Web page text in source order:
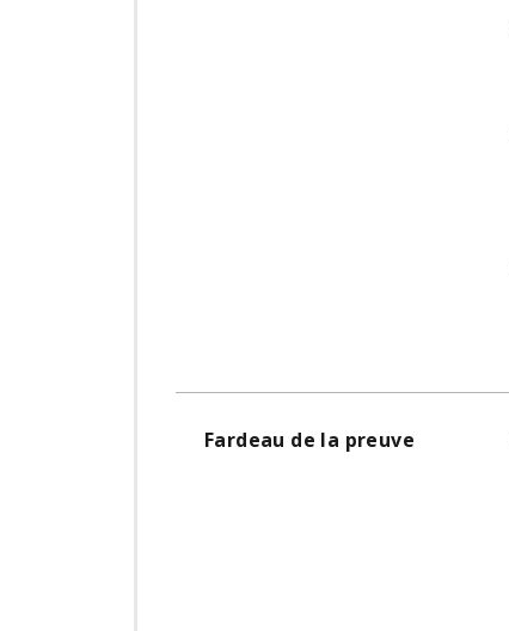
Fardeau de la preuve